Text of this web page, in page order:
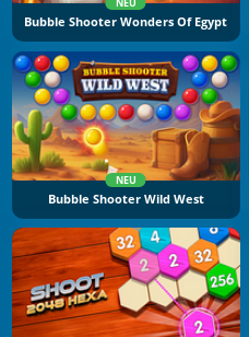
NEU
Bubble Shooter Wonders Of Egypt
NEU
Bubble Shooter Wild West